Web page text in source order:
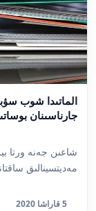
الماتىدا شوب
جارناسىنان
شاعىن جەنە ورتا
مەديتسينالىق
5 قاراشا 2020